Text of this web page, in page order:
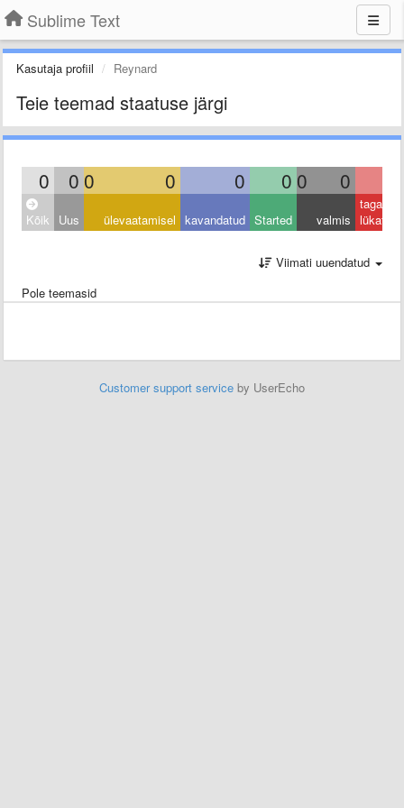
Sublime Text
Kasutaja profiil Reynard
Teie teemad staatuse järgi
0 0 0 0 0 0 0 0
Kõik Uus ülevaatamisel kavandatud Started valmis
tagasi
lükatud
Viimati uuendatud
Pole teemasid
Customer support service by UserEcho